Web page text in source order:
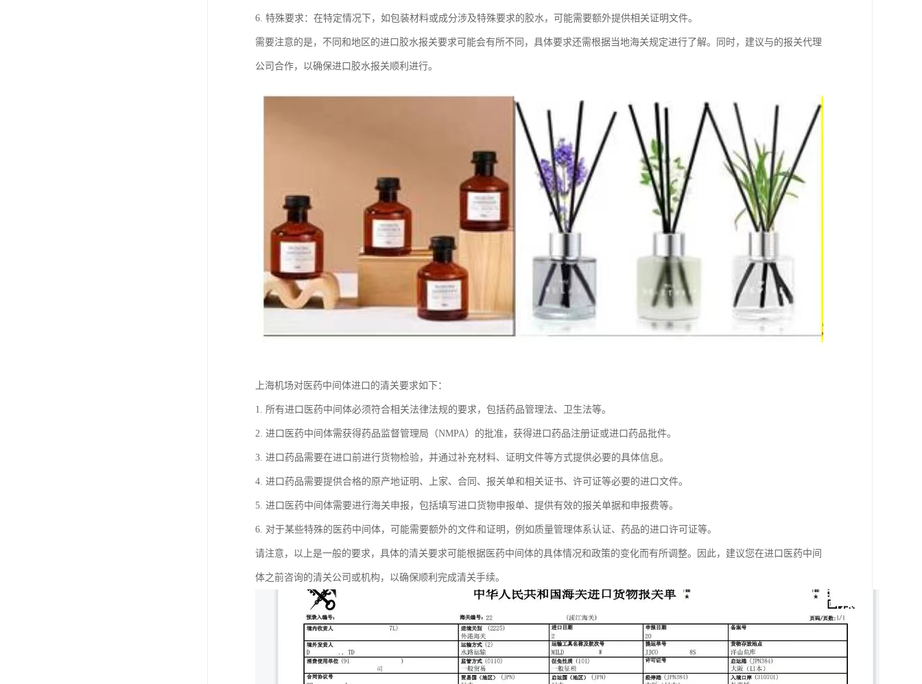
6. 特殊要求：在特定情况下，如包装材料或成分涉及特殊要求的胶水，可能需要额外提供相关证明文件。
需要注意的是，不同和地区的进口胶水报关要求可能会有所不同，具体要求还需根据当地海关规定进行了解。同时，建议与的报关代理
公司合作，以确保进口胶水报关顺利进行。
上海机场对医药中间体进口的清关要求如下：
1. 所有进口医药中间体必须符合相关法律法规的要求，包括药品管理法、卫生法等。
2. 进口医药中间体需获得药品监督管理局（NMPA）的批准，获得进口药品注册证或进口药品批件。
3. 进口药品需要在进口前进行货物检验，并通过补充材料、证明文件等方式提供必要的具体信息。
4. 进口药品需要提供合格的原产地证明、上家、合同、报关单和相关证书、许可证等必要的进口文件。
5. 进口医药中间体需要进行海关申报，包括填写进口货物申报单、提供有效的报关单据和申报费等。
6. 对于某些特殊的医药中间体，可能需要额外的文件和证明，例如质量管理体系认证、药品的进口许可证等。
请注意，以上是一般的要求，具体的清关要求可能根据医药中间体的具体情况和政策的变化而有所调整。因此，建议您在进口医药中间
体之前咨询的清关公司或机构，以确保顺利完成清关手续。